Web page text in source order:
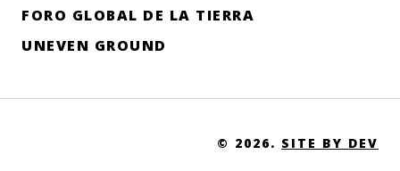
FORO GLOBAL DE LA TIERRA
UNEVEN GROUND
© 2026. SITE BY DEV